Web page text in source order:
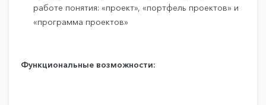
работе понятия: «проект», «портфель проектов» и
«программа проектов»
Функциональные возможности: